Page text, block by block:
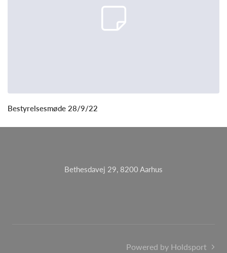
Bestyrelsesmøde 28/9/22
Bethesdavej 29, 8200 Aarhus
Powered by Holdsport